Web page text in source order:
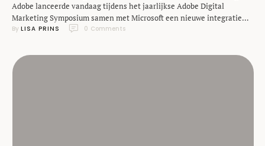
Adobe lanceerde vandaag tijdens het jaarlijkse Adobe Digital
Marketing Symposium samen met Microsoft een nieuwe integratie
voor marketing oplossingen: Adobe Experience Manager.
By LISA PRINS 0 Comments